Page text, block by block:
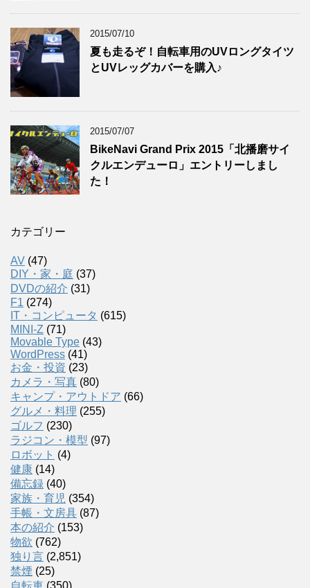
2015/07/10
夏も走るぞ！自転車用のUVロングタイツ
とUVレッグカバーを購入♪
2015/07/07
BikeNavi Grand Prix 2015「北播磨サイ
クルエンデューロ」エントリーしまし
た！
カテゴリー
AV (47)
DIY・家・庭 (37)
DVDの紹介 (31)
F1 (274)
IT・コンピュータ (615)
MINI-Z (71)
Movable Type (43)
WordPress (41)
お金・投資 (23)
カメラ・写真 (80)
キャンプ・アウトドア (66)
グルメ・料理 (255)
ゴルフ (230)
ラジコン・模型 (97)
ロボット (4)
健康 (14)
備忘録 (40)
家族・育児 (354)
手帳・文房具 (87)
本の紹介 (153)
物欲 (762)
独り言 (2,851)
禁煙 (25)
自転車 (350)